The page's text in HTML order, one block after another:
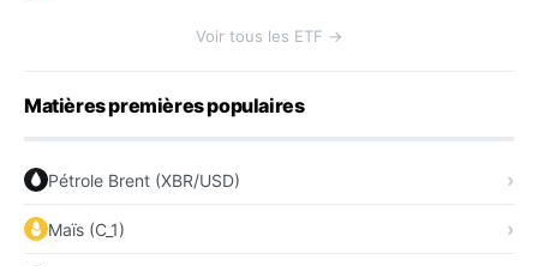
Voir tous les ETF →
Matières premières populaires
Pétrole Brent (XBR/USD)
Maïs (C_1)